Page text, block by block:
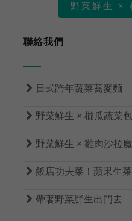
野菜鮮生 ×
聯絡我們
 日式跨年蔬菜蕎麥麵
 野菜鮮生 × 櫛瓜蔬菜包
 野菜鮮生 × 雞肉沙拉
 飯店功夫菜！蘋果生
 帶著野菜鮮生出門去